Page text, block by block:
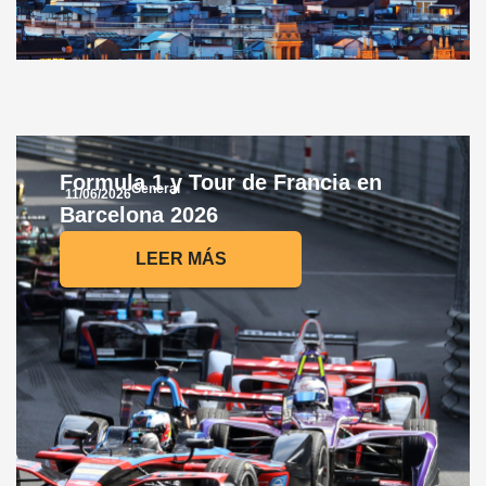
11/06/2026General
Formula 1 y Tour de Francia en
Barcelona 2026
LEER MÁS